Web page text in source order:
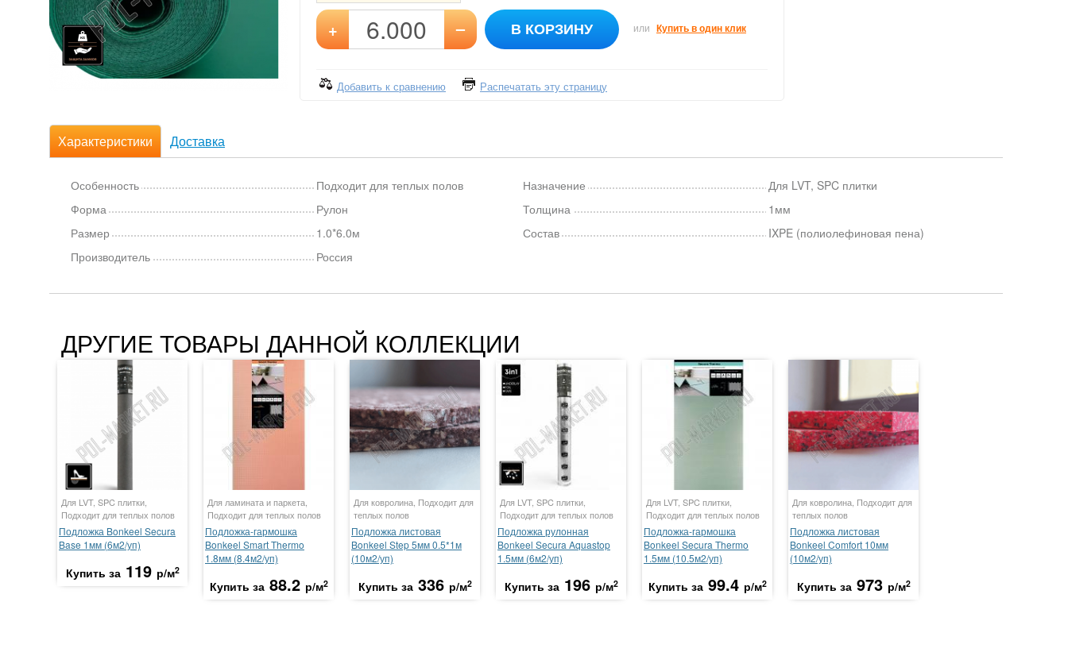
+ – В КОРЗИНУ или Купить в один клик
Добавить к сравнению Распечатать эту страницу
Характеристики Доставка
Особенность
Подходит для теплых полов
Форма
Рулон
Размер
1.0*6.0м
Производитель
Россия
Назначение
Для LVT, SPC плитки
Толщина
1мм
Состав
IXPE (полиолефиновая пена)
ДРУГИЕ ТОВАРЫ ДАННОЙ КОЛЛЕКЦИИ
Для LVT, SPC плитки,
Подходит для теплых полов
Подложка Bonkeel Secura
Base 1мм (6м2/уп)
Купить за 119 р/м2
Для ламината и паркета,
Подходит для теплых полов
Подложка-гармошка
Bonkeel Smart Thermo
1.8мм (8.4м2/уп)
Купить за 88.2 р/м2
Для ковролина, Подходит для
теплых полов
Подложка листовая
Bonkeel Step 5мм 0.5*1м
(10м2/уп)
Купить за 336 р/м2
Для LVT, SPC плитки,
Подходит для теплых полов
Подложка рулонная
Bonkeel Secura Aquastop
1.5мм (6м2/уп)
Купить за 196 р/м2
Для LVT, SPC плитки,
Подходит для теплых полов
Подложка-гармошка
Bonkeel Secura Thermo
1.5мм (10.5м2/уп)
Купить за 99.4 р/м2
Для ковролина, Подходит для
теплых полов
Подложка листовая
Bonkeel Comfort 10мм
(10м2/уп)
Купить за 973 р/м2